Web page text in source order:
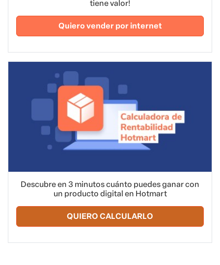
tiene valor!
Quiero vender por internet
Descubre en 3 minutos cuánto puedes ganar con
un producto digital en Hotmart
QUIERO CALCULARLO